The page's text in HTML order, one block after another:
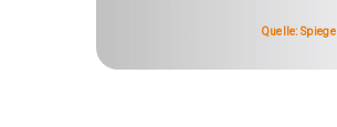
Quelle: Spiegel